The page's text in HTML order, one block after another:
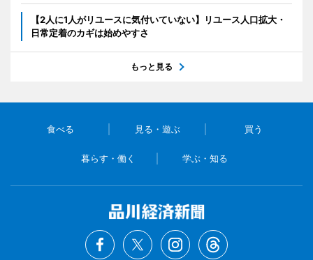
【2人に1人がリユースに気付いていない】リユース人口拡大・
日常定着のカギは始めやすさ
もっと見る
食べる 見る・遊ぶ 買う
暮らす・働く 学ぶ・知る